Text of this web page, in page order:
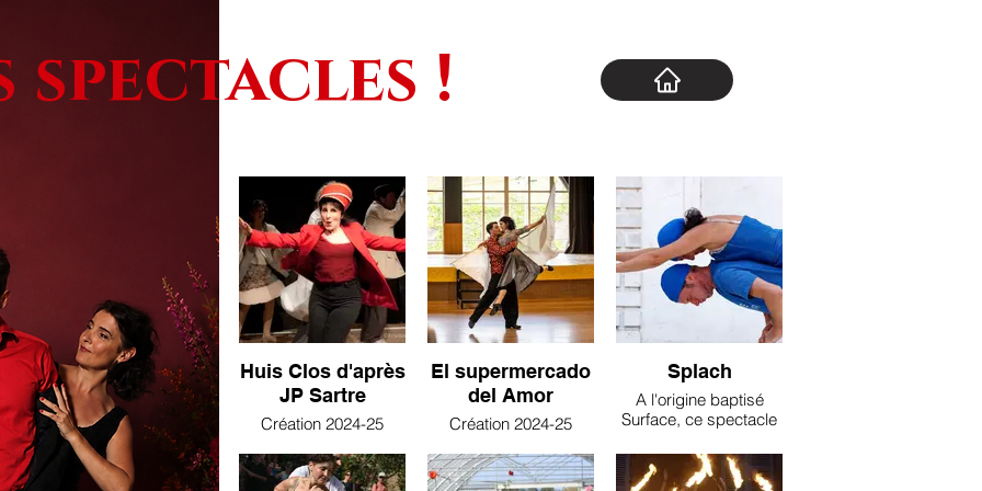
spectacles !
Huis Clos d'après
JP Sartre
Création 2024-25
c'est les autres" et cela
pour l'éternité.
El supermercado
del Amor
Création 2024-25
Notre super love
market c'est une
Splach
A l'origine baptisé
Surface, ce spectacle
une bonne trentaine de
représentations.